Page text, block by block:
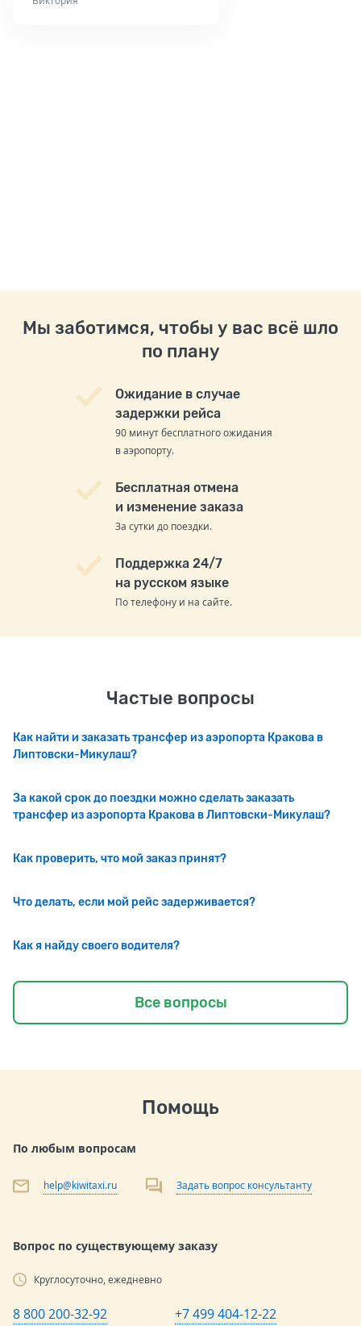
Мы заботимся, чтобы у вас всё шло
по плану
Ожидание в случае
задержки рейса
90 минут бесплатного ожидания
в аэропорту.
Бесплатная отмена
и изменение заказа
За сутки до поездки.
Поддержка 24/7
на русском языке
По телефону и на сайте.
Частые вопросы
Как найти и заказать трансфер из аэропорта Кракова в
Липтовски-Микулаш?
За какой срок до поездки можно сделать заказать
трансфер из аэропорта Кракова в Липтовски-Микулаш?
Как проверить, что мой заказ принят?
Что делать, если мой рейс задерживается?
Как я найду своего водителя?
Все вопросы
Помощь
По любым вопросам
help@kiwitaxi.ru Задать вопрос консультанту
Вопрос по существующему заказу
Круглосуточно, ежедневно
8 800 200-32-92 +7 499 404-12-22